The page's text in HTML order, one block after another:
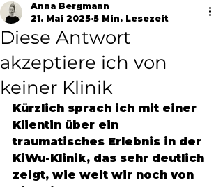
Diese Antwort
akzeptiere ich von
keiner Klinik
Anna Bergmann
21. Mai 2025 5 Min. Lesezeit
Kürzlich sprach ich mit einer
Klientin über ein
traumatisches Erlebnis in der
KiWu-Klinik, das sehr deutlich
zeigt, wie weit wir noch von